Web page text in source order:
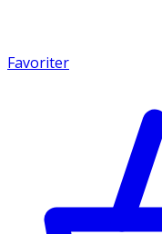
Favoriter